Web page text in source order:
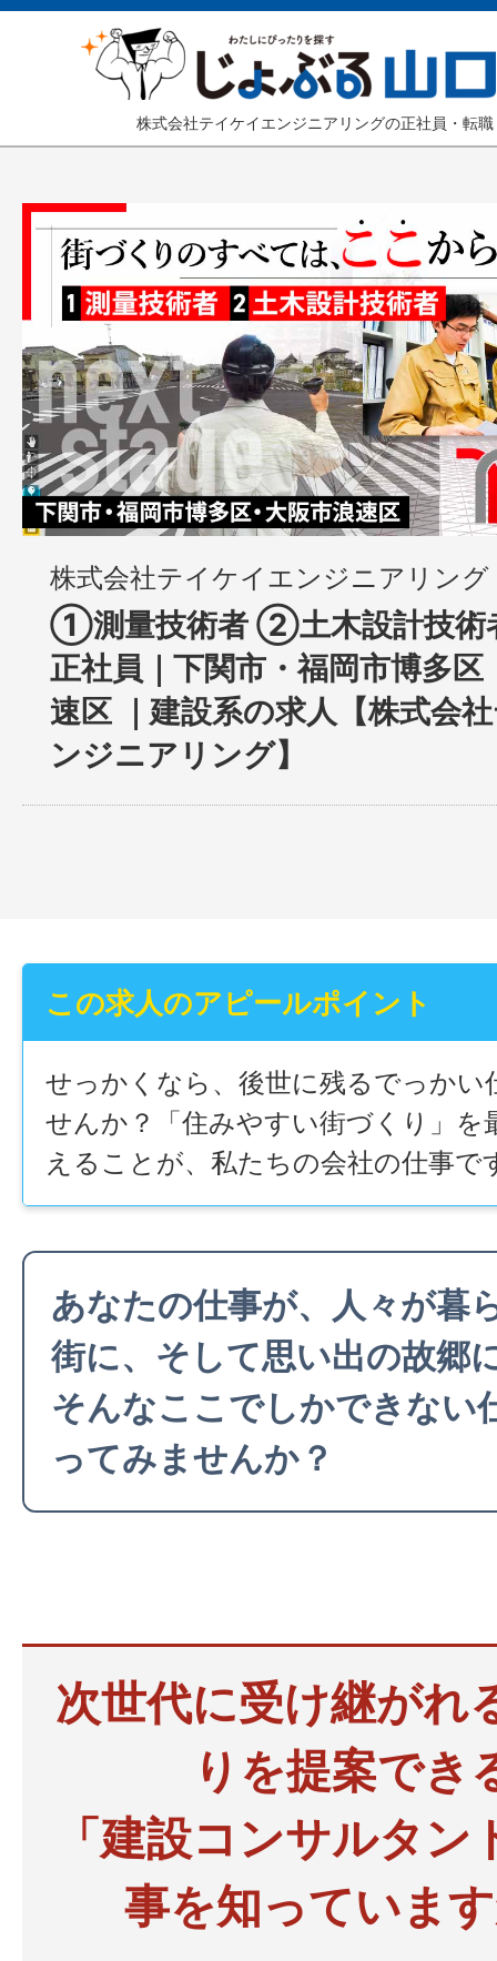
株式会社テイケイエンジニアリングの正社員・転
株式会社テイケイエンジニアリング
①測量技術者 ②土木設計技術
正社員｜下関市・福岡市博多区
速区 ｜建設系の求人【株式会
ンジニアリング】
この求人のアピールポイント
せっかくなら、後世に残るでっかい
せんか？「住みやすい街づくり」を
えることが、私たちの会社の仕事で
あなたの仕事が、人々が暮
街に、そして思い出の故郷
そんなここでしかできない
ってみませんか？
次世代に受け継がれ
りを提案でき
「建設コンサルタン
事を知っていま